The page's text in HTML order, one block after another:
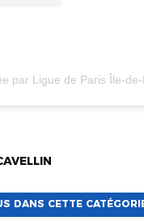
Ligue de Paris Île-de-
DANS CETTE